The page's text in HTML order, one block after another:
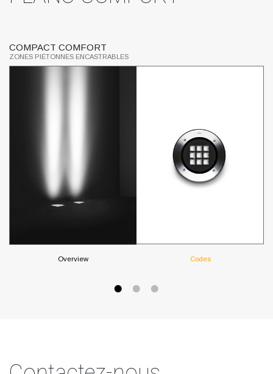
COMPACT COMFORT
ZONES PIÉTONNES ENCASTRABLES
Overview Codes